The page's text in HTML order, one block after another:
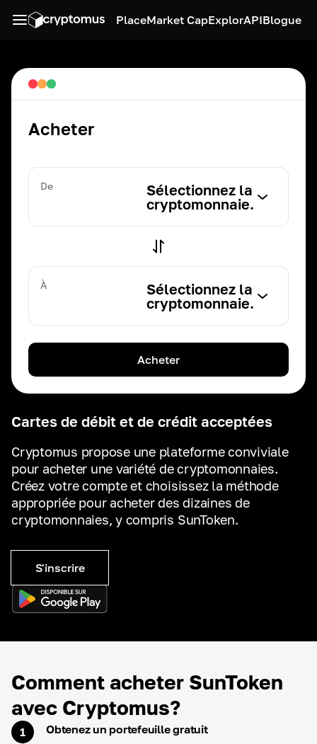
PlaceMarket CapExplorAPIBlogue
Cartes de débit et de crédit acceptées
Cryptomus propose une plateforme conviviale
pour acheter une variété de cryptomonnaies.
Créez votre compte et choisissez la méthode
appropriée pour acheter des dizaines de
cryptomonnaies, y compris SunToken.
S'inscrire
Acheter
De
Sélectionnez la
cryptomonnaie.
À
Sélectionnez la
cryptomonnaie.
Acheter
Comment acheter SunToken
avec Cryptomus?
1
Obtenez un portefeuille gratuit